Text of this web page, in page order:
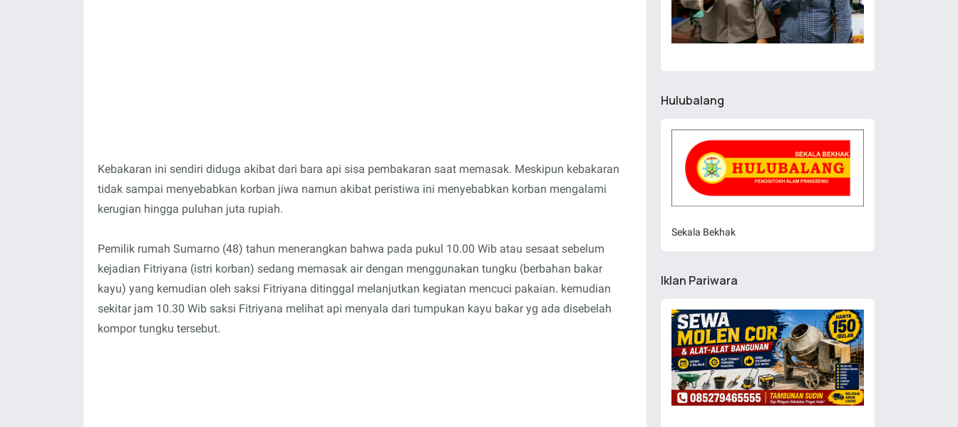
Kebakaran ini sendiri diduga akibat dari bara api sisa pembakaran saat memasak. Meskipun kebakaran
tidak sampai menyebabkan korban jiwa namun akibat peristiwa ini menyebabkan korban mengalami
kerugian hingga puluhan juta rupiah.
Pemilik rumah Sumarno (48) tahun menerangkan bahwa pada pukul 10.00 Wib atau sesaat sebelum
kejadian Fitriyana (istri korban) sedang memasak air dengan menggunakan tungku (berbahan bakar
kayu) yang kemudian oleh saksi Fitriyana ditinggal melanjutkan kegiatan mencuci pakaian. kemudian
sekitar jam 10.30 Wib saksi Fitriyana melihat api menyala dari tumpukan kayu bakar yg ada disebelah
kompor tungku tersebut.
Hulubalang
Sekala Bekhak
Iklan Pariwara